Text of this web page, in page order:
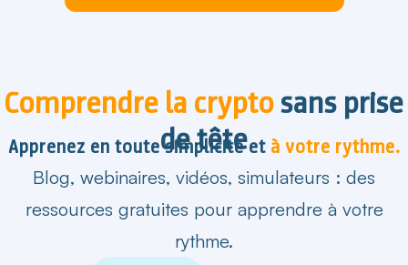
Comprendre la cryptosans prise
de tête
Apprenez en toute simplicité et à votre rythme.
Blog, webinaires, vidéos, simulateurs : des
ressources gratuites pour apprendre à votre
rythme.